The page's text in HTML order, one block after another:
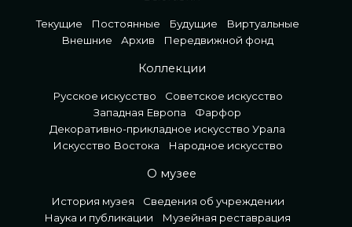
Текущие Постоянные Будущие
Виртуальные
Внешние
Архив Передвижной фонд
Коллекции
Русское искусство
Советское искусство
Западная Европа
Фарфор
Декоративно-прикладное искусство Урала
Искусство Востока
Народное искусство
О музее
История музея
Сведения об учреждении
Наука и публикации
Музейная реставрация